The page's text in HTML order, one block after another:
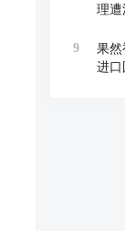
理
9
果然
进